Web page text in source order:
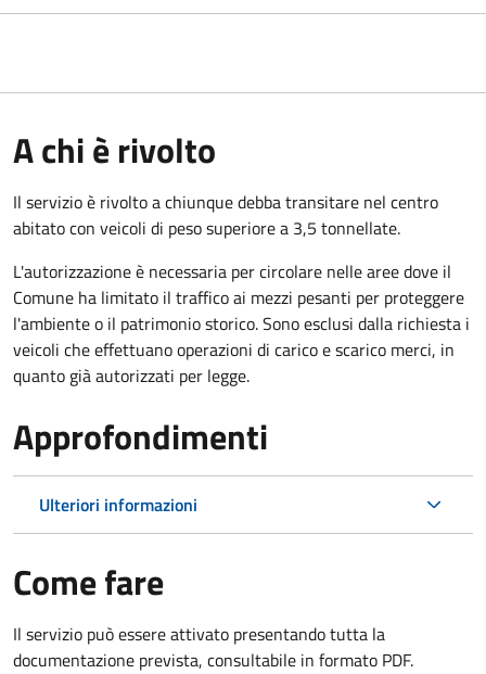
A chi è rivolto
Il servizio è rivolto a chiunque debba transitare nel centro
abitato con veicoli di peso superiore a 3,5 tonnellate.
L'autorizzazione è necessaria per circolare nelle aree dove il
Comune ha limitato il traffico ai mezzi pesanti per proteggere
l'ambiente o il patrimonio storico. Sono esclusi dalla richiesta i
veicoli che effettuano operazioni di carico e scarico merci, in
quanto già autorizzati per legge.
Approfondimenti
Ulteriori informazioni
Come fare
Il servizio può essere attivato presentando tutta la
documentazione prevista, consultabile in formato PDF.